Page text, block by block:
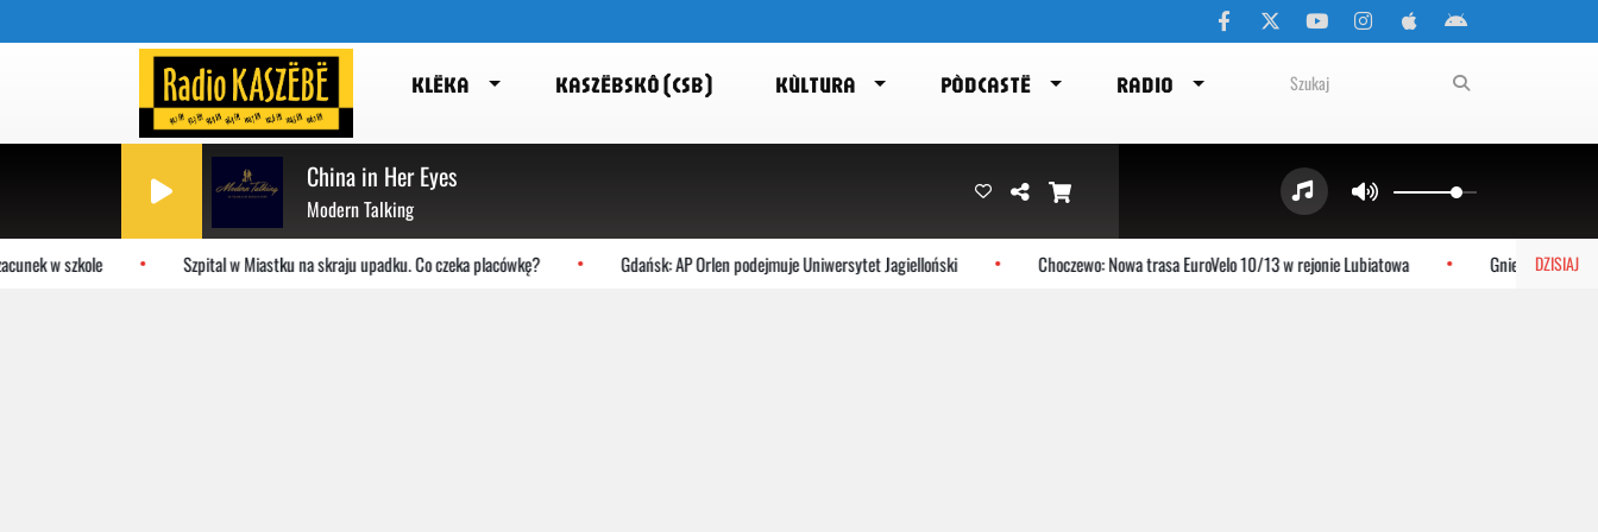
KLËKA KASZËBSKÔ (CSB) KÙLTURA PÒDCASTË RADIO
China in Her Eyes
Modern Talking
DZISIAJ
w szkole Szpital w Miastku na skraju upadku. Co czeka placówkę? Gdańsk: AP Orlen podejmuje Uniwersytet Jagielloński Choczewo: Nowa trasa EuroVelo 10/13 w rejonie Lubiatowa Gniewino: